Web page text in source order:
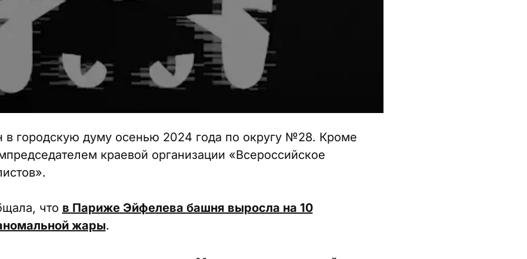
в городскую думу осенью 2024 года по округу №28. Кроме
краевой организации «Всероссийское
что в Париже Эйфелева башня выросла на 10
жары.